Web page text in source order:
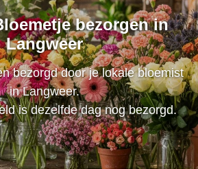
bezorgen in
Langweer
bezorgd door je lokale bloemist
in Langweer.
is dezelfde dag nog bezorgd.